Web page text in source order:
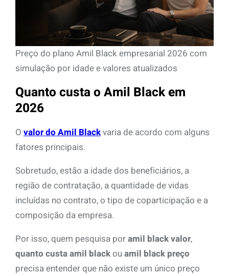
Preço do plano Amil Black empresarial 2026 com
simulação por idade e valores atualizados
Quanto custa o Amil Black em
2026
O valor do Amil Blackvaria de acordo com alguns
fatores principais.
Sobretudo, estão a idade dos beneficiários, a
região de contratação, a quantidade de vidas
incluídas no contrato, o tipo de coparticipação e a
composição da empresa.
Por isso, quem pesquisa poramil black valor,
quanto custa amil blackouamil black preço
precisa entender que não existe um único preço